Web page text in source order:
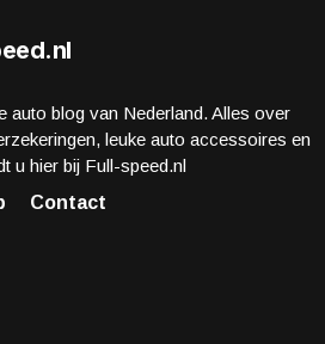
auto blog van Nederland. Alles over
leuke auto accessoires en
u hier bij Full-speed.nl
Contact